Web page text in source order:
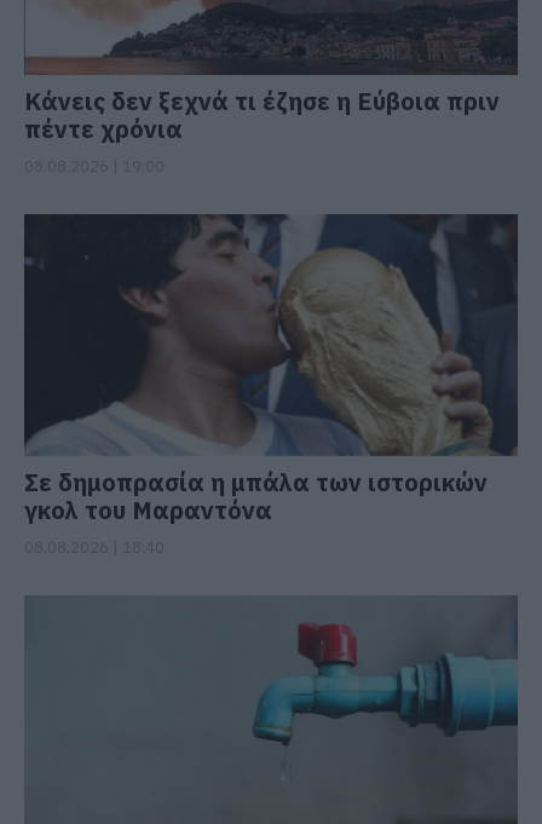
Κάνεις δεν ξεχνά τι έζησε η Εύβοια πριν
πέντε χρόνια
Σε δημοπρασία η μπάλα των ιστορικών
γκολ του Μαραντόνα